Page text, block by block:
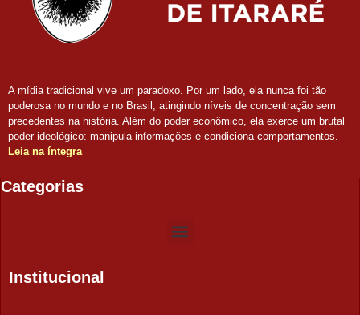
A mídia tradicional vive um paradoxo. Por um lado, ela nunca foi tão
poderosa no mundo e no Brasil, atingindo níveis de concentração sem
precedentes na história. Além do poder econômico, ela exerce um brutal
poder ideológico: manipula informações e condiciona comportamentos.
Leia na íntegra
Categorias
Institucional